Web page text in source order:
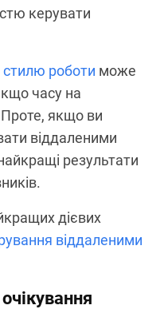
керувати
стилю роботи може
часу на
Проте, якщо ви
віддаленими
результати
дієвих
віддаленими